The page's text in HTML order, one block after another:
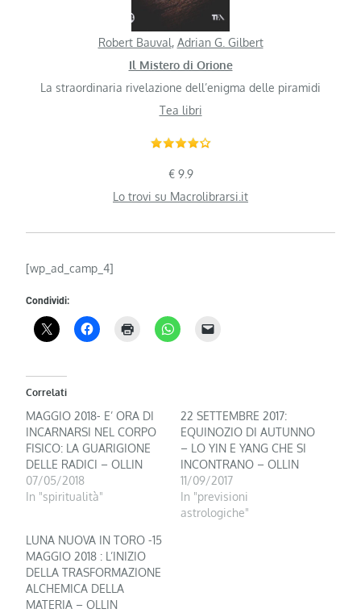
Robert Bauval, Adrian G. Gilbert
Il Mistero di Orione
La straordinaria rivelazione dell’enigma delle piramidi
Tea libri
€ 9.9
Lo trovi su Macrolibrarsi.it
[wp_ad_camp_4]
Condividi:
Correlati
MAGGIO 2018- E’ ORA DI
INCARNARSI NEL CORPO
FISICO: LA GUARIGIONE
DELLE RADICI – OLLIN
07/05/2018
In "spiritualità"
22 SETTEMBRE 2017:
EQUINOZIO DI AUTUNNO
– LO YIN E YANG CHE SI
INCONTRANO – OLLIN
11/09/2017
In "previsioni
astrologiche"
LUNA NUOVA IN TORO -15
MAGGIO 2018 : L’INIZIO
DELLA TRASFORMAZIONE
ALCHEMICA DELLA
MATERIA – OLLIN